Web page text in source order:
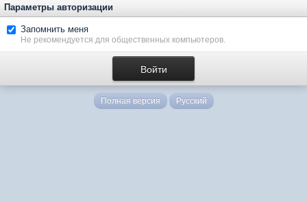
Параметры авторизации
Запомнить меня
Не рекомендуется для общественных компьютеров.
Полная версия Русский